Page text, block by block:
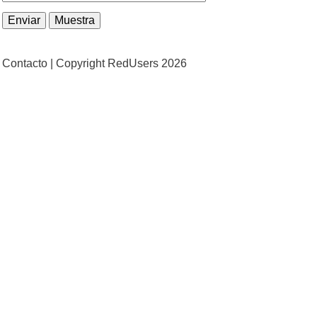
Contacto | Copyright RedUsers 2026